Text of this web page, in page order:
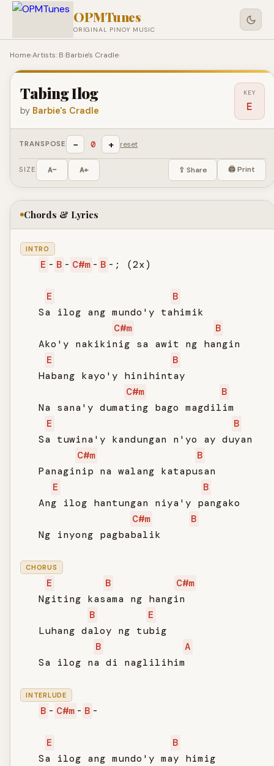
OPMTunes
ORIGINAL PINOY MUSIC
Home›Artists: B›Barbie's Cradle›
Tabing Ilog
by Barbie's Cradle
KEY
E
TRANSPOSE − 0 + reset
SIZE A− A+ ⇪ Share 🖨 Print
Chords & Lyrics
INTRO
E - B - C#m - B -; (2x)
E
B
   Sa ilog ang mundo'y tahimik
C#m
B
   Ako'y nakikinig sa awit ng hangin
E
B
   Habang kayo'y hinihintay
C#m
B
   Na sana'y dumating bago magdilim
E
B
   Sa tuwina'y kandungan n'yo ay duyan
C#m
B
   Panaginip na walang katapusan
E
B
   Ang ilog hantungan niya'y pangako
C#m
B
   Ng inyong pagbabalik
CHORUS
E B
C#m
   Ngiting kasama ng hangin
B
E
   Luhang daloy ng tubig
B
A
   Sa ilog na di naglilihim
INTERLUDE
B - C#m - B -
E
B
   Sa ilog ang mundo'y may himig